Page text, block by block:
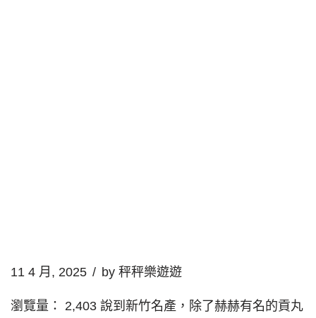
11 4 月, 2025 by 秤秤樂遊遊
瀏覽量： 2,403 說到新竹名產，除了赫赫有名的貢丸